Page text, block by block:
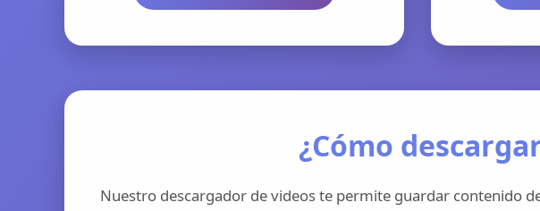
¿Cómo
Nuestro descargador de videos te permite guardar contenido